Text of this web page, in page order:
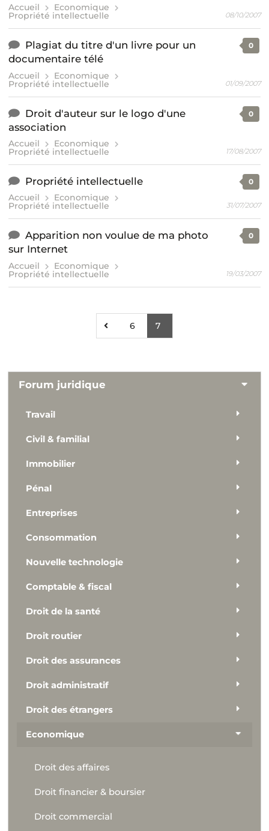
Accueil Economique
Propriété intellectuelle 08/10/2007
Plagiat du titre d'un livre pour un
documentaire télé
Accueil Economique
Propriété intellectuelle
0
01/09/2007
Droit d'auteur sur le logo d'une
association
Accueil Economique
Propriété intellectuelle
0
17/08/2007
Propriété intellectuelle
Accueil Economique
Propriété intellectuelle
0
31/07/2007
Apparition non voulue de ma photo
sur Internet
Accueil Economique
Propriété intellectuelle
0
19/03/2007
6 7
Forum juridique
Travail
Civil & familial
Immobilier
Pénal
Entreprises
Consommation
Nouvelle technologie
Comptable & fiscal
Droit de la santé
Droit routier
Droit des assurances
Droit administratif
Droit des étrangers
Economique
Droit des affaires
Droit financier & boursier
Droit commercial